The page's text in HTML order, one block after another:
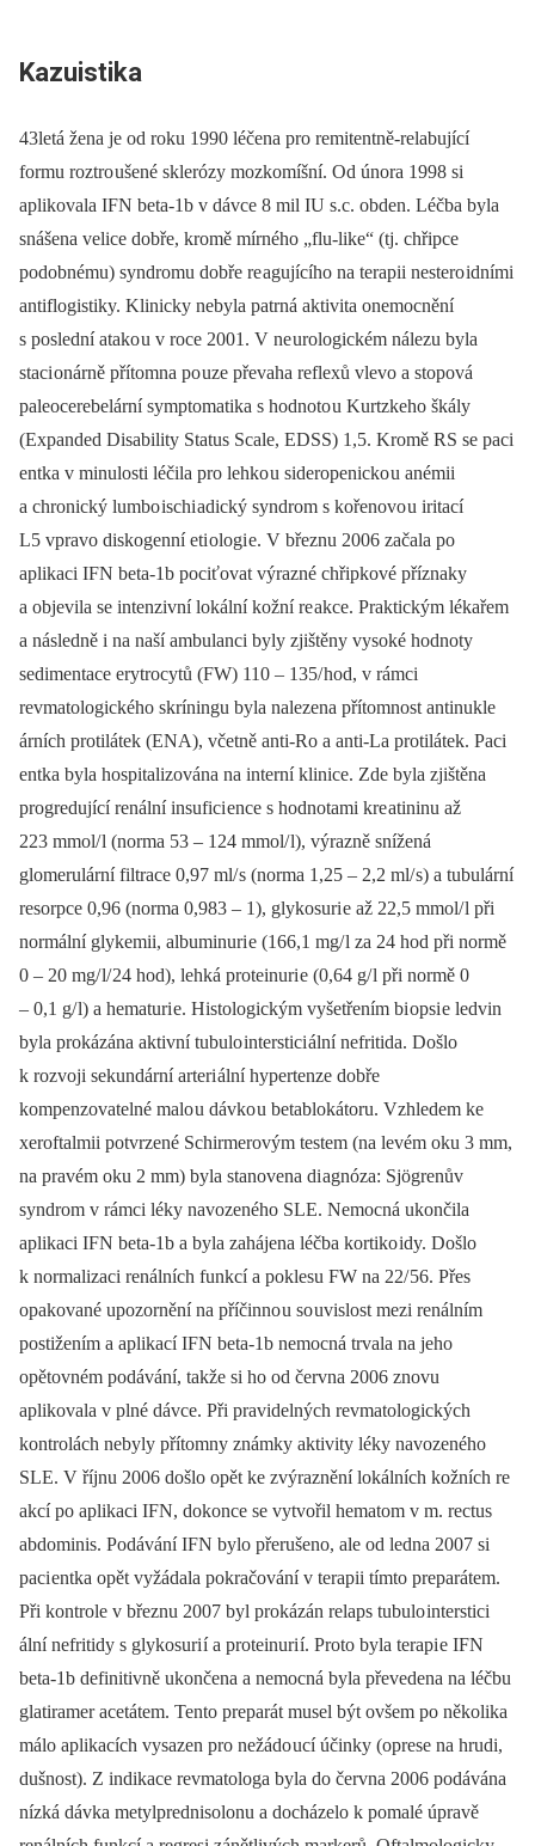
Kazuistika
43letá žena je od roku 1990 léčena pro remitentně‑relabující
formu roztro ušené sklerózy mozkomíšní. Od února 1998 si
aplikovala IFN beta‑1b v dávce 8 mil IU s.c. obden. Léčba byla
snášena velice dobře, kromě mírného „flu‑like“ (tj. chřipce
podobnému) syndromu dobře re agujícího na terapii nestero idními
antiflogistiky. Klinicky nebyla patrná aktivita onemocnění
s poslední atako u v roce 2001. V ne urologickém nálezu byla
staci onárně přítomna po uze převaha reflexů vlevo a stopová
paleocerebelární symptomatika s hodnoto u Kurtzkeho škály
(Expanded Disability Status Scale, EDSS) 1,5. Kromě RS se paci
entka v minulosti léčila pro lehko u sideropenicko u anémii
a chronický lumbo ischi adický syndrom s kořenovo u iritací
L5 vpravo diskogenní eti ologi e. V březnu 2006 začala po
aplikaci IFN beta‑1b pociťovat výrazné chřipkové příznaky
a objevila se intenzivní lokální kožní re akce. Praktickým lékařem
a následně i na naší ambulanci byly zjištěny vysoké hodnoty
sedimentace erytrocytů (FW) 110 –⁠ 135/ hod, v rámci
revmatologického skríningu byla nalezena přítomnost antinukle
árních protilátek (ENA), včetně anti‑Ro a anti‑La protilátek. Paci
entka byla hospitalizována na interní klinice. Zde byla zjištěna
progredující renální insufici ence s hodnotami kre atininu až
223 mmol/ l (norma 53 –⁠ 124 mmol/ l), výrazně snížená
glomerulární filtrace 0,97 ml/ s (norma 1,25 –⁠ 2,2 ml/ s) a tubulární
resorpce 0,96 (norma 0,983 –⁠ 1), glykosuri e až 22,5 mmol/ l při
normální glykemii, al­buminuri e (166,1 mg/ l za 24 hod při normě
0 –⁠ 20 mg/ l/ 24 hod), lehká proteinuri e (0,64 g/ l při normě 0
–⁠ 0,1 g/ l) a hematuri e. Histologickým vyšetřením bi opsi e ledvin
byla prokázána aktivní tubulo interstici ální nefritida. Došlo
k rozvoji sekundární arteri ální hypertenze dobře
kompenzovatelné malo u dávko u betablokátoru. Vzhledem ke
xeroftalmii potvrzené Schirmerovým testem (na levém oku 3 mm,
na pravém oku 2 mm) byla stanovena di agnóza: Sjögrenův
syndrom v rámci léky navozeného SLE. Nemocná ukončila
aplikaci IFN beta‑1b a byla zahájena léčba kortiko idy. Došlo
k normalizaci renálních funkcí a poklesu FW na 22/ 56. Přes
opakované upozornění na příčinno u so uvislost mezi renálním
postižením a aplikací IFN beta‑1b nemocná trvala na jeho
opětovném podávání, takže si ho od června 2006 znovu
aplikovala v plné dávce. Při pravidelných revmatologických
kontrolách nebyly přítomny známky aktivity léky navozeného
SLE. V říjnu 2006 došlo opět ke zvýraznění lokálních kožních re
akcí po aplikaci IFN, dokonce se vytvořil hematom v m. rectus
abdominis. Podávání IFN bylo přerušeno, ale od ledna 2007 si
paci entka opět vyžádala pokračování v terapii tímto preparátem.
Při kontrole v březnu 2007 byl prokázán relaps tubulo interstici
ální nefritidy s glykosuri í a proteinuri í. Proto byla terapi e IFN
beta‑1b definitivně ukončena a nemocná byla převedena na léčbu
glatiramer acetátem. Tento preparát musel být ovšem po několika
málo aplikacích vysazen pro nežádo ucí účinky (oprese na hrudi,
dušnost). Z indikace revmatologa byla do června 2006 podávána
nízká dávka metylprednisolonu a docházelo k pomalé úpravě